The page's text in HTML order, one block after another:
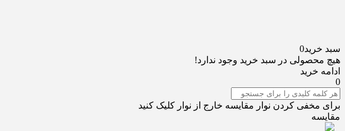
سبد خرید0
هیچ محصولی در سبد خرید وجود ندارد!
ادامه خرید
0
برای مخفی کردن نوار مقایسه خارج از نوار کلیک کنید
مقایسه